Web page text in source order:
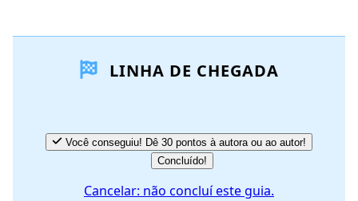
Comentar
Cancelar Postar comentário
LINHA DE CHEGADA
Você conseguiu! Dê 30 pontos à autora ou ao autor!
Concluído!
Cancelar: não concluí este guia.